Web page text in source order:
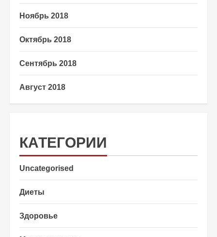
Ноябрь 2018
Октябрь 2018
Сентябрь 2018
Август 2018
КАТЕГОРИИ
Uncategorised
Диеты
Здоровье